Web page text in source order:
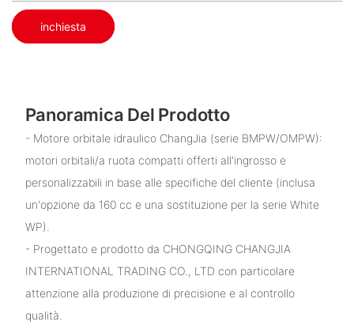
inchiesta
Panoramica Del Prodotto
- Motore orbitale idraulico ChangJia (serie BMPW/OMPW):
motori orbitali/a ruota compatti offerti all'ingrosso e
personalizzabili in base alle specifiche del cliente (inclusa
un'opzione da 160 cc e una sostituzione per la serie White
WP).
- Progettato e prodotto da CHONGQING CHANGJIA
INTERNATIONAL TRADING CO., LTD con particolare
attenzione alla produzione di precisione e al controllo
qualità.